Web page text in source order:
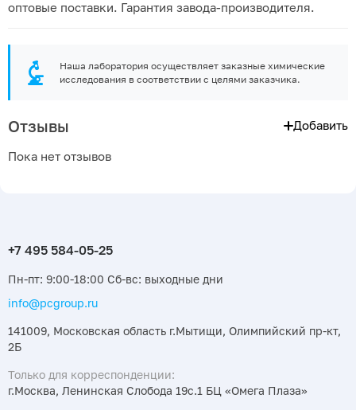
оптовые поставки. Гарантия завода-производителя.
Наша лаборатория осуществляет заказные химические
исследования в соответствии с целями заказчика.
Отзывы Добавить
Пока нет отзывов
Пн-пт: 9:00-18:00 Сб-вс: выходные дни
info@pcgroup.ru
141009, Московская область г.Мытищи, Олимпийский пр-кт,
2Б
Только для корреспонденции:
г.Москва, Ленинская Слобода 19с.1 БЦ «Омега Плаза»